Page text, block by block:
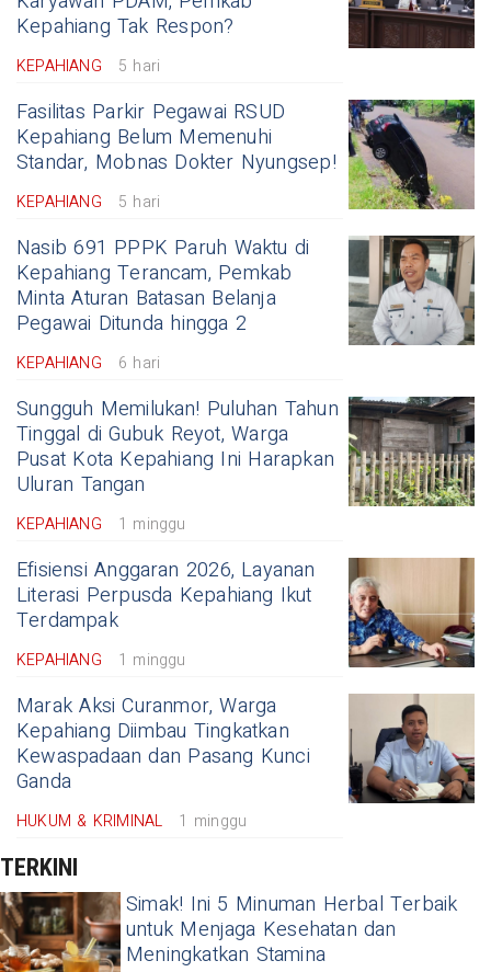
Kepahiang Tak Respon?
KEPAHIANG 5 hari
Fasilitas Parkir Pegawai RSUD
Kepahiang Belum Memenuhi
Standar, Mobnas Dokter Nyungsep!
KEPAHIANG 5 hari
Nasib 691 PPPK Paruh Waktu di
Kepahiang Terancam, Pemkab
Minta Aturan Batasan Belanja
Pegawai Ditunda hingga 2
KEPAHIANG 6 hari
Sungguh Memilukan! Puluhan Tahun
Tinggal di Gubuk Reyot, Warga
Pusat Kota Kepahiang Ini Harapkan
Uluran Tangan
KEPAHIANG 1 minggu
Efisiensi Anggaran 2026, Layanan
Literasi Perpusda Kepahiang Ikut
Terdampak
KEPAHIANG 1 minggu
Marak Aksi Curanmor, Warga
Kepahiang Diimbau Tingkatkan
Kewaspadaan dan Pasang Kunci
Ganda
HUKUM & KRIMINAL 1 minggu
TERKINI
Simak! Ini 5 Minuman Herbal Terbaik
untuk Menjaga Kesehatan dan
Meningkatkan Stamina